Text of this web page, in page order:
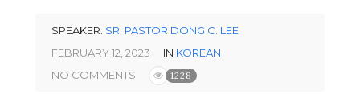
SPEAKER: SR. PASTOR DONG C. LEE
FEBRUARY 12, 2023
IN KOREAN
NO COMMENTS
1228